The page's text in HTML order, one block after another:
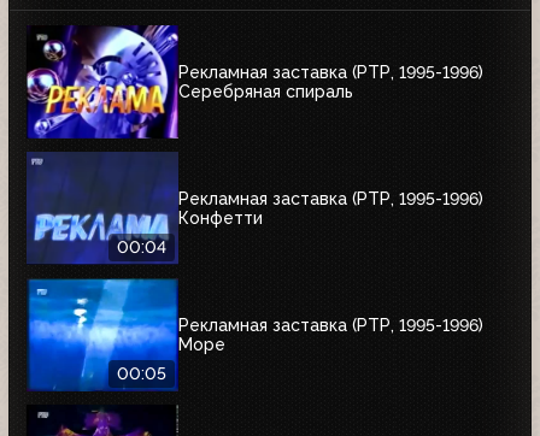
Рекламная заставка (РТР, 1995-1996)
Серебряная спираль
00:04
Рекламная заставка (РТР, 1995-1996)
Конфетти
00:05
Рекламная заставка (РТР, 1995-1996)
Море